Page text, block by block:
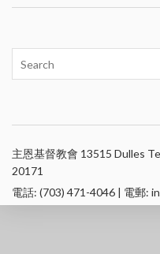
主恩基督教會 13515 Dulles
20171
電話: (703) 471-4046 | 電郵: